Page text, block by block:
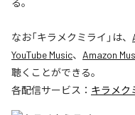
なお「キラメクミライ 」は、
YouTube Music、 Amazon
聴くことができる。
各配信サービス： キラメク